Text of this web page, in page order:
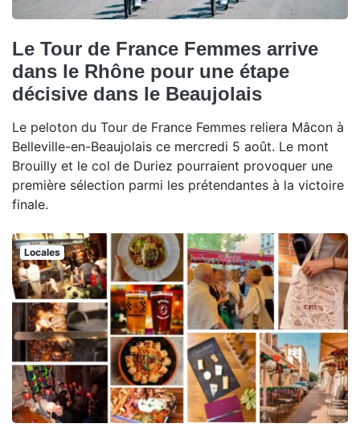
Le Tour de France Femmes arrive
dans le Rhône pour une étape
décisive dans le Beaujolais
Le peloton du Tour de France Femmes reliera Mâcon à
Belleville-en-Beaujolais ce mercredi 5 août. Le mont
Brouilly et le col de Duriez pourraient provoquer une
première sélection parmi les prétendantes à la victoire
finale.
Locales